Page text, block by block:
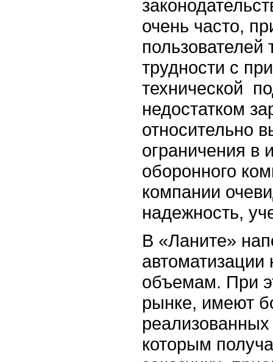
очень часто,
пользователей
трудности с
технической
недостатком
относительно
ограничения в
оборонного
компании
надежность,
В «Ланите»
объемам. При
рынке, имеют
которым